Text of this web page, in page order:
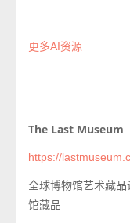
更多AI资源
The Last Museum
https://
全球博物馆艺术藏
馆藏品